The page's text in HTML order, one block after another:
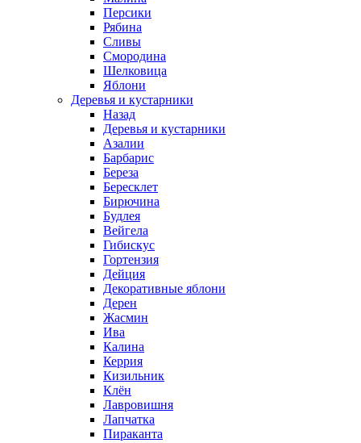
Персики
Рябина
Сливы
Смородина
Шелковица
Яблони
Деревья и кустарники
Назад
Деревья и кустарники
Азалии
Барбарис
Береза
Бересклет
Бирючина
Будлея
Вейгела
Гибискус
Гортензия
Дейция
Декоративные яблони
Дерен
Жасмин
Ива
Калина
Керрия
Кизильник
Клён
Лавровишня
Лапчатка
Пираканта